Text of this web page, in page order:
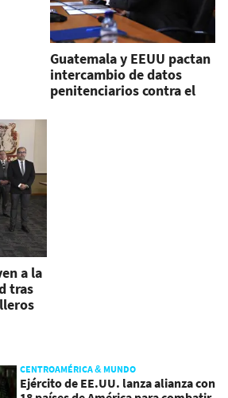
Guatemala y EEUU pactan
intercambio de datos
penitenciarios contra el
a la
tras
CENTROAMÉRICA & MUNDO
Ejército de EE.UU. lanza alianza con